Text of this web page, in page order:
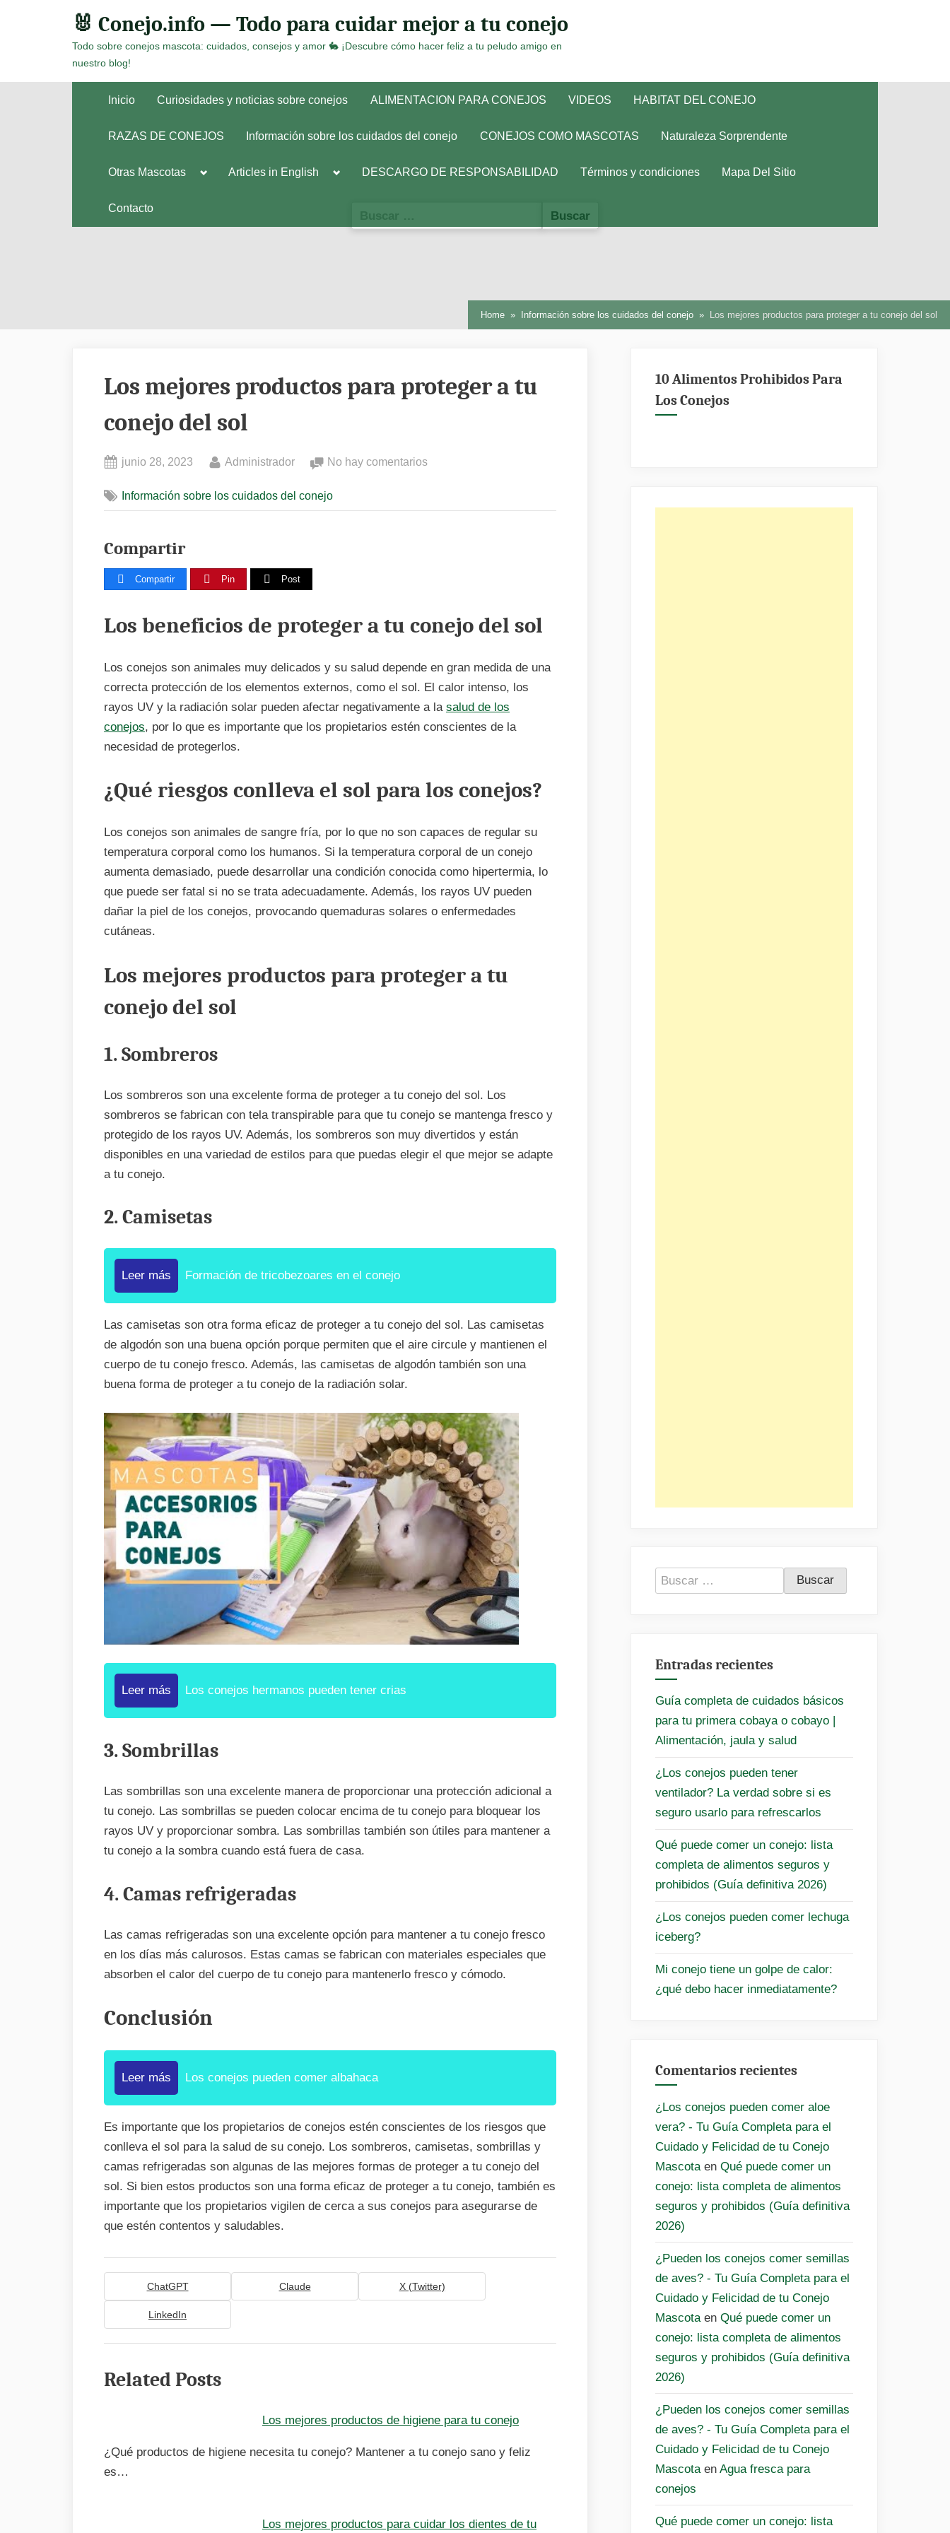
🐰 Conejo.info — Todo para cuidar mejor a tu conejo
Todo sobre conejos mascota: cuidados, consejos y amor 🐇 ¡Descubre cómo hacer feliz a tu peludo amigo en
nuestro blog!
Inicio Curiosidades y noticias sobre conejos ALIMENTACION PARA CONEJOS VIDEOS HABITAT DEL CONEJO
RAZAS DE CONEJOS Información sobre los cuidados del conejo CONEJOS COMO MASCOTAS Naturaleza Sorprendente
Otras Mascotas
Toggle
Toggle
Articles in English
ToggleDESCARGO DE RESPONSABILIDAD Términos y condiciones Mapa Del Sitio
Contacto
Home Información sobre los cuidados del conejo Los mejores productos para proteger a tu conejo del sol
Los mejores productos para proteger a tu
conejo del sol
Posted
junio 28, 2023 By
Administrador No hay comentarios
del
Información sobre los cuidados del conejo
Compartir
Compartir Pin Post
Los beneficios de proteger a tu conejo del sol
Los conejos son animales muy delicados y su salud depende en gran medida de una
correcta protección de los elementos externos, como el sol. El calor intenso, los
rayos UV y la radiación solar pueden afectar negativamente a la salud de los
conejos, por lo que es importante que los propietarios estén conscientes de la
necesidad de protegerlos.
¿Qué riesgos conlleva el sol para los conejos?
Los conejos son animales de sangre fría, por lo que no son capaces de regular su
temperatura corporal como los humanos. Si la temperatura corporal de un conejo
aumenta demasiado, puede desarrollar una condición conocida como hipertermia, lo
que puede ser fatal si no se trata adecuadamente. Además, los rayos UV pueden
dañar la piel de los conejos, provocando quemaduras solares o enfermedades
cutáneas.
Los mejores productos para proteger a tu
conejo del sol
1. Sombreros
Los sombreros son una excelente forma de proteger a tu conejo del sol. Los
sombreros se fabrican con tela transpirable para que tu conejo se mantenga fresco y
protegido de los rayos UV. Además, los sombreros son muy divertidos y están
disponibles en una variedad de estilos para que puedas elegir el que mejor se adapte
a tu conejo.
2. Camisetas
Leer más Formación de tricobezoares en el conejo
Las camisetas son otra forma eficaz de proteger a tu conejo del sol. Las camisetas
de algodón son una buena opción porque permiten que el aire circule y mantienen el
cuerpo de tu conejo fresco. Además, las camisetas de algodón también son una
buena forma de proteger a tu conejo de la radiación solar.
Leer más Los conejos hermanos pueden tener crias
3. Sombrillas
Las sombrillas son una excelente manera de proporcionar una protección adicional a
tu conejo. Las sombrillas se pueden colocar encima de tu conejo para bloquear los
rayos UV y proporcionar sombra. Las sombrillas también son útiles para mantener a
tu conejo a la sombra cuando está fuera de casa.
4. Camas refrigeradas
Las camas refrigeradas son una excelente opción para mantener a tu conejo fresco
en los días más calurosos. Estas camas se fabrican con materiales especiales que
absorben el calor del cuerpo de tu conejo para mantenerlo fresco y cómodo.
Conclusión
Leer más Los conejos pueden comer albahaca
Es importante que los propietarios de conejos estén conscientes de los riesgos que
conlleva el sol para la salud de su conejo. Los sombreros, camisetas, sombrillas y
camas refrigeradas son algunas de las mejores formas de proteger a tu conejo del
sol. Si bien estos productos son una forma eficaz de proteger a tu conejo, también es
importante que los propietarios vigilen de cerca a sus conejos para asegurarse de
que estén contentos y saludables.
ChatGPT Claude X (Twitter)
LinkedIn
Related Posts
Los mejores productos de higiene para tu conejo
¿Qué productos de higiene necesita tu conejo? Mantener a tu conejo sano y feliz
es…
Los mejores productos para cuidar los dientes de tu
10 Alimentos Prohibidos Para
Los Conejos
Buscar:
Entradas recientes
Guía completa de cuidados básicos
para tu primera cobaya o cobayo |
Alimentación, jaula y salud
¿Los conejos pueden tener
ventilador? La verdad sobre si es
seguro usarlo para refrescarlos
Qué puede comer un conejo: lista
completa de alimentos seguros y
prohibidos (Guía definitiva 2026)
¿Los conejos pueden comer lechuga
iceberg?
Mi conejo tiene un golpe de calor:
¿qué debo hacer inmediatamente?
Comentarios recientes
¿Los conejos pueden comer aloe
vera? - Tu Guía Completa para el
Cuidado y Felicidad de tu Conejo
Mascota en Qué puede comer un
conejo: lista completa de alimentos
seguros y prohibidos (Guía definitiva
2026)
¿Pueden los conejos comer semillas
de aves? - Tu Guía Completa para el
Cuidado y Felicidad de tu Conejo
Mascota en Qué puede comer un
conejo: lista completa de alimentos
seguros y prohibidos (Guía definitiva
2026)
¿Pueden los conejos comer semillas
de aves? - Tu Guía Completa para el
Cuidado y Felicidad de tu Conejo
Mascota en Agua fresca para
conejos
Qué puede comer un conejo: lista